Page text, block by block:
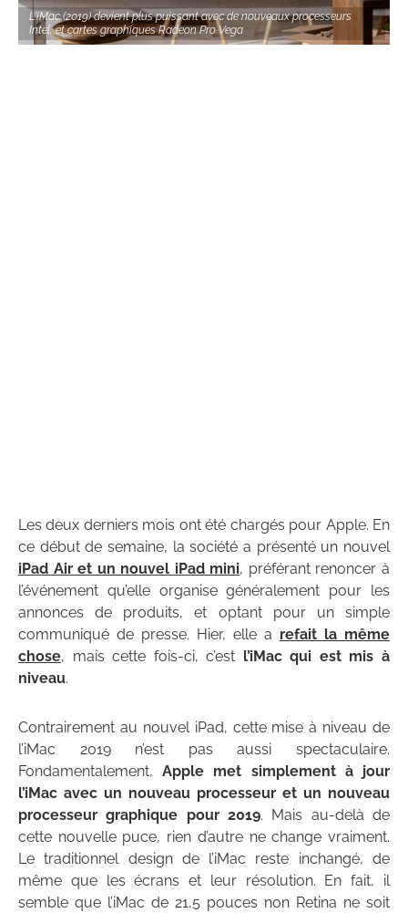
L'iMac (2019) devient plus puissant avec de nouveaux processeurs
Intel, et cartes graphiques Radeon Pro Vega
Les deux derniers mois ont été chargés pour Apple. En
ce début de semaine, la société a présenté un nouvel
iPad Air et un nouvel iPad mini, préférant renoncer à
l’événement qu’elle organise généralement pour les
annonces de produits, et optant pour un simple
communiqué de presse. Hier, elle a refait la même
chose, mais cette fois-ci, c’est l’iMac qui est mis à
niveau.
Contrairement au nouvel iPad, cette mise à niveau de
l’iMac 2019 n’est pas aussi spectaculaire.
Fondamentalement,Apple met simplement à jour
l’iMac avec un nouveau processeur et un nouveau
processeur graphique pour 2019. Mais au-delà de
cette nouvelle puce, rien d’autre ne change vraiment.
Le traditionnel design de l’iMac reste inchangé, de
même que les écrans et leur résolution. En fait, il
semble que l’iMac de 21,5 pouces non Retina ne soit